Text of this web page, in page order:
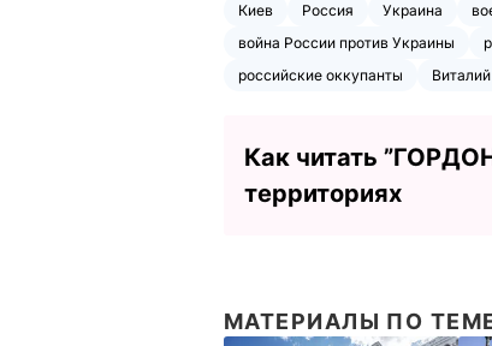
Киев Россия Украина
война России против Украины
российские оккупанты
Как читать
территориях
МАТЕРИАЛЫ ПО